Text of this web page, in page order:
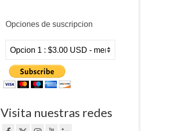
Opciones de suscripcion
Visita nuestras redes